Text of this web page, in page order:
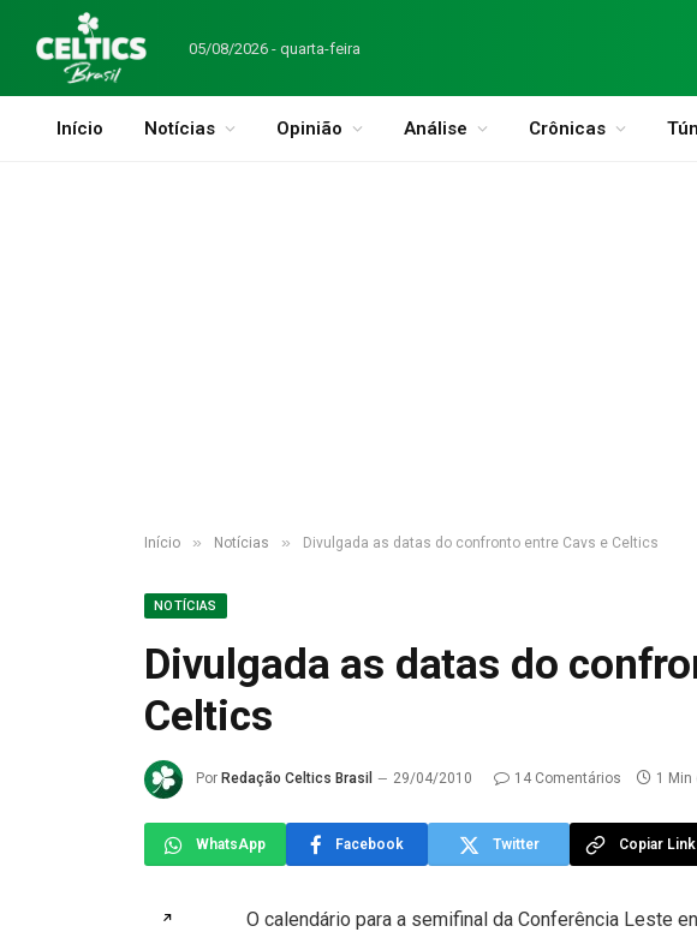
05/08/2026 - quarta-feira
Início Notícias Opinião Análise Crônicas
Início » Notícias » Divulgada as datas do confronto entre Cavs e Celtics
NOTÍCIAS
Divulgada as datas do
Celtics
Por Redação Celtics Brasil 29/04/2010 14 Comentários 1 Min
WhatsApp Facebook Twitter Copiar Link
↗
O calendário para a semifinal da Conferência Leste